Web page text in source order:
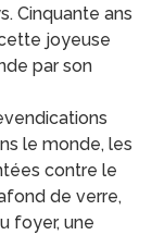
Cinquante ans
joyeuse
par son
le monde, les
contre le
de verre,
foyer, une